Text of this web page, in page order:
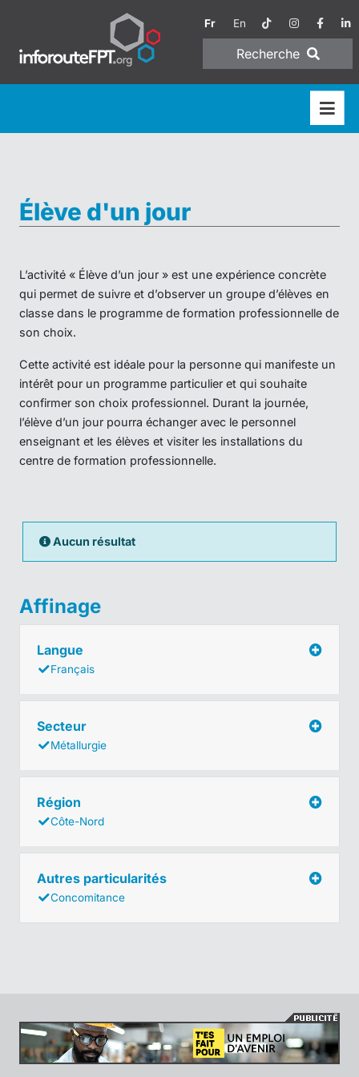
Fr En
Recherche
Élève d'un jour
L’activité « Élève d’un jour » est une expérience concrète
qui permet de suivre et d’observer un groupe d’élèves en
classe dans le programme de formation professionnelle de
son choix.
Cette activité est idéale pour la personne qui manifeste un
intérêt pour un programme particulier et qui souhaite
confirmer son choix professionnel. Durant la journée,
l’élève d’un jour pourra échanger avec le personnel
enseignant et les élèves et visiter les installations du
centre de formation professionnelle.
Aucun résultat
Affinage
Langue
Français
Secteur
Métallurgie
Région
Côte-Nord
Autres particularités
Concomitance